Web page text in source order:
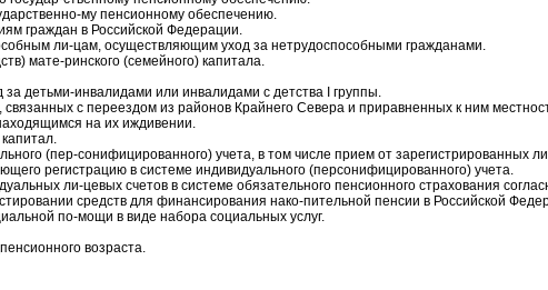
му пенсионному обеспечению.
граждан в Российской Федерации.
ли-цам, осуществляющим уход за нетрудоспособными гражданами.
мате-ринского (семейного) капитала.
детьми-инвалидами или инвалидами с детства I группы.
связанных с переездом из районов Крайнего Севера и приравненных к ним
на их иждивении.
(пер-сонифицированного) учета, в том числе прием от
регистрацию в системе индивидуального (персонифицированного) учета.
ли-цевых счетов в системе обязательного пенсионного страхования
средств для финансирования нако-пительной пенсии в Российской
по-мощи в виде набора социальных услуг.
возраста.